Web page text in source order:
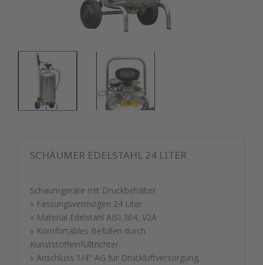
SCHÄUMER EDELSTAHL 24 LITER
Schaumgeräte mit Druckbehälter
» Fassungsvermögen 24 Liter
» Material Edelstahl AISI 304, V2A
» Komfortables Befüllen durch
Kunststoffeinfülltrichter.
» Anschluss 1/4" AG für Druckluftversorgung.